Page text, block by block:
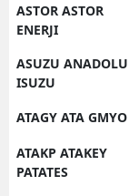
ASTOR ASTOR
ENERJI
ASUZU ANADOLU
ISUZU
ATAGY ATA GMYO
ATAKP ATAKEY
PATATES